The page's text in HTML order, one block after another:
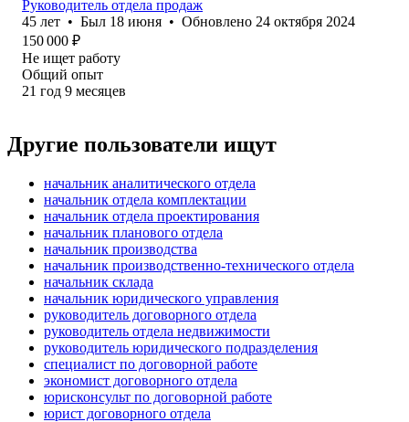
Руководитель отдела продаж
45 лет • Был 18 июня • Обновлено 24 октября 2024
150 000 ₽
Не ищет работу
Общий опыт
21 год 9 месяцев
Другие пользователи ищут
начальник аналитического отдела
начальник отдела комплектации
начальник отдела проектирования
начальник планового отдела
начальник производства
начальник производственно-технического отдела
начальник склада
начальник юридического управления
руководитель договорного отдела
руководитель отдела недвижимости
руководитель юридического подразделения
специалист по договорной работе
экономист договорного отдела
юрисконсульт по договорной работе
юрист договорного отдела